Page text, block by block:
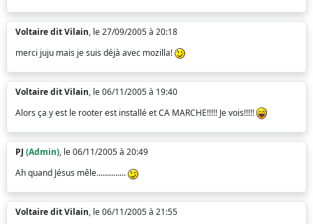
Voltaire dit Vilain, le 27/09/2005 à 20:18
merci juju mais je suis déjà avec mozilla!
Voltaire dit Vilain, le 06/11/2005 à 19:40
Alors ça y est le rooter est installé et CA MARCHE!!!!! Je vois!!!!!
PJ (Admin), le 06/11/2005 à 20:49
Ah quand Jésus mêle..............
Voltaire dit Vilain, le 06/11/2005 à 21:55